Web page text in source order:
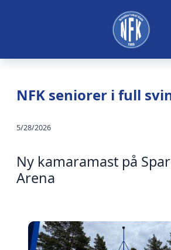
NFK seniorer i full
5/28/2026
Ny kamaramast på
Arena